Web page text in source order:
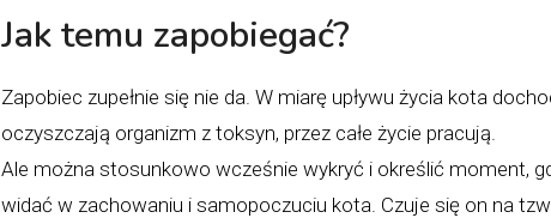
Jak temu zapobiegać?
Zapobiec zupełnie się nie da. W miarę upływu życia kota
oczyszczają organizm z toksyn, przez całe życie pracują.
Ale można stosunkowo wcześnie wykryć i określić moment,
widać w zachowaniu i samopoczuciu kota. Czuje się on na